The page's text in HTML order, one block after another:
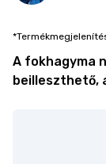
A fokhagyma
beilleszthető,